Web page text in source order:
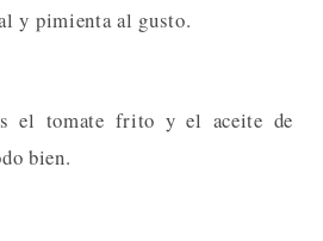
y pimienta al gusto.
el tomate frito y el aceite de
bien.